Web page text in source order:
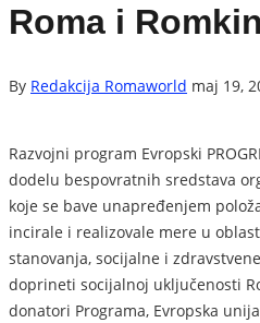
Roma i
By Redakcija Romaworld maj 19,
Razvojni program Evropski
dodelu bespovratnih sredstava
koje se bave unapređenjem
incirale i realizovale mere u
stanovanja, socijalne i
doprineti socijalnoj uključenosti
donatori Programa, Evropska